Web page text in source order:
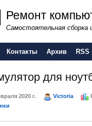
Ремонт
Самостоятельная сборка
Контакты Архив RSS
для
2020 г. Victoria